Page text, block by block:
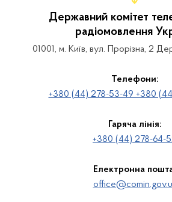
Державний комітет
радіомовлення
01001, м. Київ, вул. Прорізна, 2
Телефони:
+380 (44) 278-53-49 +380
Гаряча лінія:
+380 (44) 278-64-
Електронна